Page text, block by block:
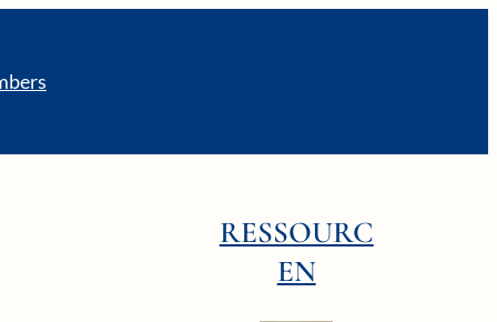
RESSOURC
EN